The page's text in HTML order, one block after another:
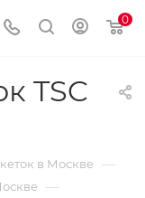
0
TSC
в Москве —
—